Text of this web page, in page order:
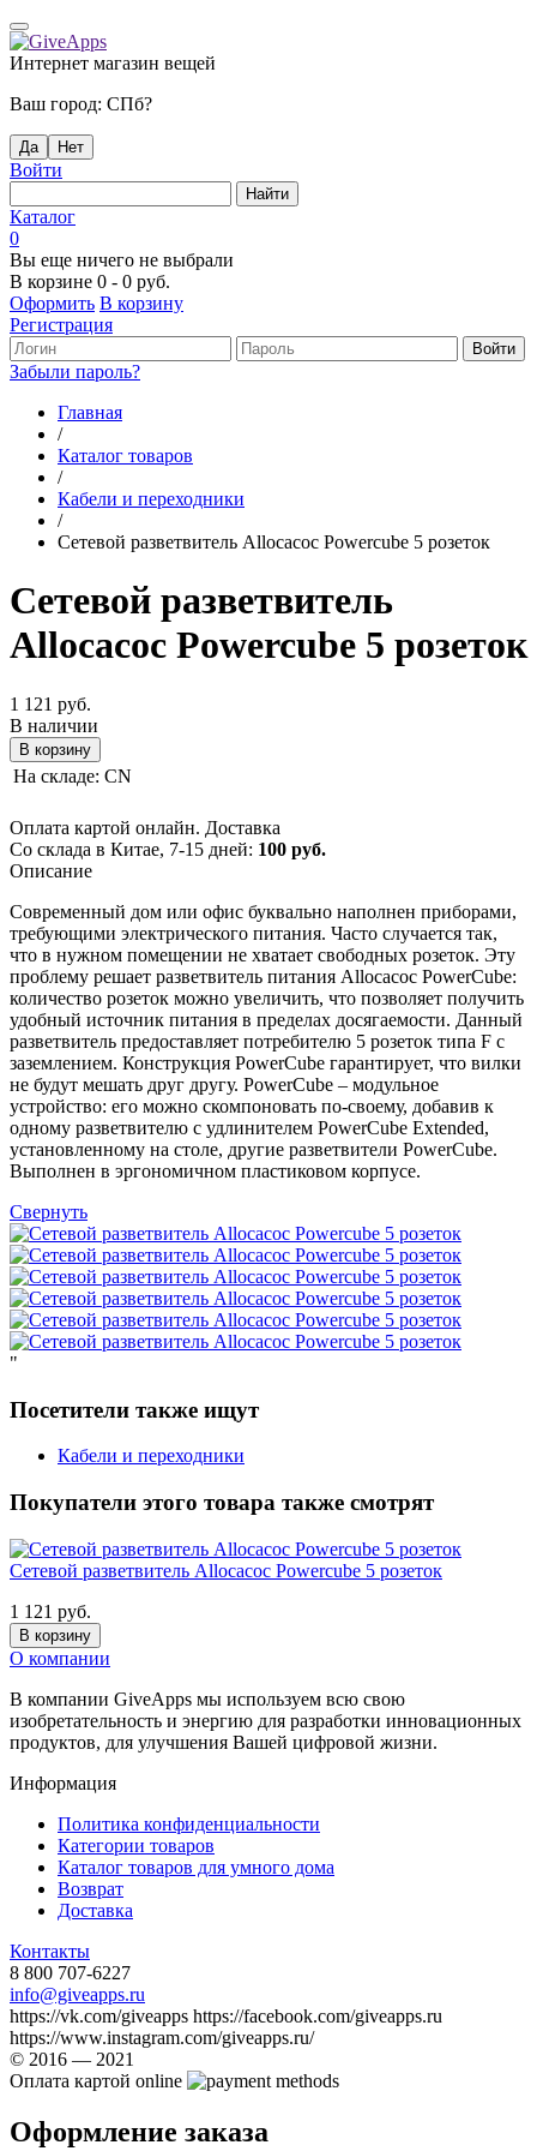
Интернет магазин вещей
Ваш город: СПб?
Да Нет
Войти
Каталог
0
Вы еще ничего не выбрали
В корзине 0 - 0 руб.
Оформить В корзину
Регистрация
Забыли пароль?
Главная
/
Каталог товаров
/
Кабели и переходники
/
Сетевой разветвитель Allocacoc Powercube 5 розеток
Сетевой разветвитель
Allocacoc Powercube 5 розеток
1 121 руб.
В наличии
В корзину
На складе: CN
Оплата картой онлайн. Доставка
Cо склада в Китае, 7-15 дней: 100 руб.
Описание
Современный дом или офис буквально наполнен приборами,
требующими электрического питания. Часто случается так,
что в нужном помещении не хватает свободных розеток. Эту
проблему решает разветвитель питания Allocacoc PowerCube:
количество розеток можно увеличить, что позволяет получить
удобный источник питания в пределах досягаемости. Данный
разветвитель предоставляет потребителю 5 розеток типа F с
заземлением. Конструкция PowerCube гарантирует, что вилки
не будут мешать друг другу. PowerCube – модульное
устройство: его можно скомпоновать по-своему, добавив к
одному разветвителю с удлинителем PowerCube Extended,
установленному на столе, другие разветвители PowerCube.
Выполнен в эргономичном пластиковом корпусе.
Свернуть
"
Посетители также ищут
Кабели и переходники
Покупатели этого товара также смотрят
Сетевой разветвитель Allocacoc Powercube 5 розеток
1 121 руб.
В корзину
О компании
В компании GiveApps мы используем всю свою
изобретательность и энергию для разработки инновационных
продуктов, для улучшения Вашей цифровой жизни.
Информация
Политика конфиденциальности
Категории товаров
Каталог товаров для умного дома
Возврат
Доставка
Контакты
8 800 707-6227
info@giveapps.ru
https://vk.com/giveapps https://facebook.com/giveapps.ru
https://www.instagram.com/giveapps.ru/
© 2016 — 2021
Оплата картой online
Оформление заказа